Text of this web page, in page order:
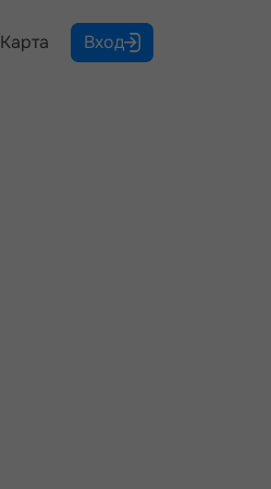
Карта Вход